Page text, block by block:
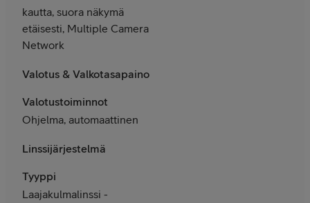
kautta, suora näkymä
etäisesti, Multiple Camera
Network
Valotus & Valkotasapaino
Valotustoiminnot
Ohjelma, automaattinen
Linssijärjestelmä
Tyyppi
Laajakulmalinssi -